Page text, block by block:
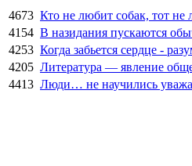
4673 Кто не любит собак, тот не
4154 В назидания пускаются
4253 Когда забьется сердце -
4205 Литература — явление
4413 Люди… не научились